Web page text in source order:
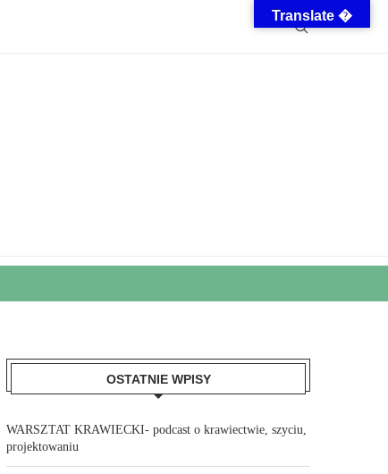
OSTATNIE WPISY
WARSZTAT KRAWIECKI- podcast o krawiectwie, szyciu,
projektowaniu
Translate �